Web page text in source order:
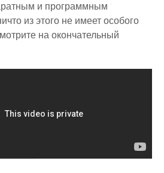
и программным
из этого не имеет особого
на окончательный